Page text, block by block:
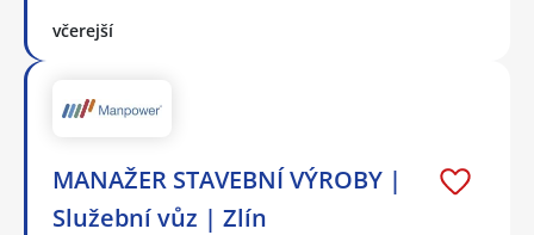
včerejší
MANAŽER STAVEBNÍ VÝROBY |
Služební vůz | Zlín